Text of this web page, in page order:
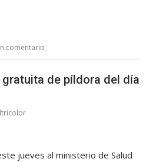
comentario
de píldora del día
jueves al ministerio de Salud